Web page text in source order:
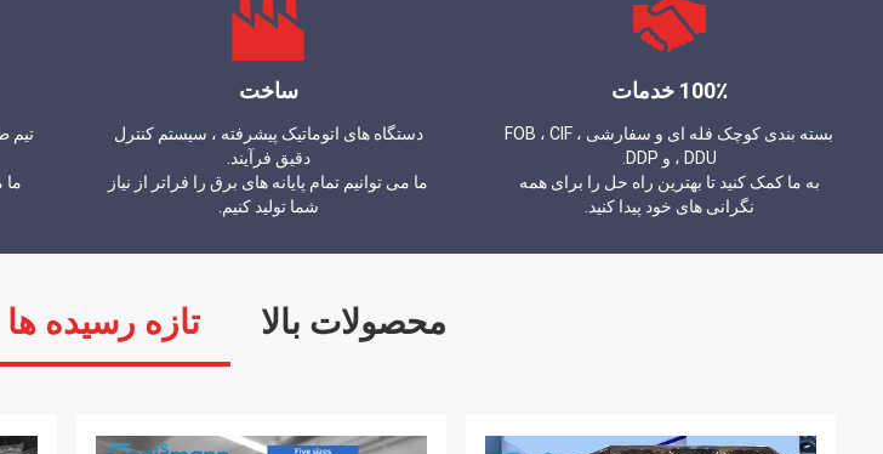
تیم
ما
ساخت
دستگاه های اتوماتیک پیشرفته ، سیستم کنترل
دقیق فرآیند.
ما می توانیم تمام پایانه های برق را فراتر از نیاز
شما تولید کنیم.
100٪ خدمات
بسته بندی کوچک فله ای و سفارشی ، FOB ، CIF
، DDU و DDP.
به ما کمک کنید تا بهترین راه حل را برای همه
نگرانی های خود پیدا کنید.
محصولات بالا تازه رسیده ها